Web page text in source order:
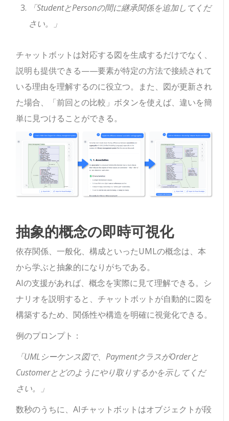
「StudentとPersonの間に継承関係を追加してくだ
さい。」
チャットボットは対応する図を生成するだけでなく、
説明も提供できる——要素が特定の方法で接続されて
いる理由を理解するのに役立つ。また、図が更新され
た場合、「前回との比較」ボタンを使えば、違いを簡
単に見つけることができる。
抽象的概念の即時可視化
依存関係、一般化、構成といったUMLの概念は、本
から学ぶと抽象的になりがちである。
AIの支援があれば、概念を実際に見て理解できる。シ
ナリオを説明すると、チャットボットが自動的に図を
構築するため、関係性や構造を明確に視覚化できる。
例のプロンプト：
「UMLシーケンス図で、PaymentクラスがOrderと
Customerとどのようにやり取りするかを示してくだ
さい。」
数秒のうちに、AIチャットボットはオブジェクトが段